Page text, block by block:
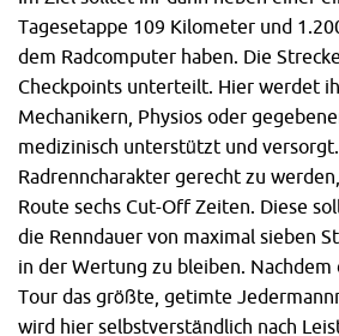
Tagesetappe 109 Kilometer und
dem Radcomputer haben. Die
Checkpoints unterteilt. Hier werdet
Mechanikern, Physios oder
medizinisch unterstützt und
Radrenncharakter gerecht zu
Route sechs Cut-Off Zeiten. Diese
die Renndauer von maximal sieben
in der Wertung zu bleiben. Nachdem
Tour das größte, getimte
wird hier selbstverständlich nach